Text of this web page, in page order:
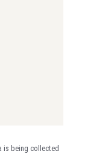
is being collected